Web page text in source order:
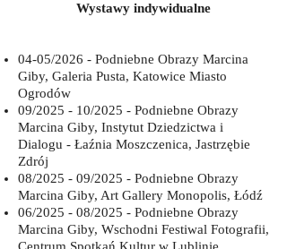
Wystawy indywidualne
04-05/2026 - Podniebne Obrazy Marcina
Giby, Galeria Pusta, Katowice Miasto
Ogrodów
09/2025 - 10/2025 - Podniebne Obrazy
Marcina Giby, Instytut Dziedzictwa i
Dialogu - Łaźnia Moszczenica, Jastrzębie
Zdrój
08/2025 - 09/2025 - Podniebne Obrazy
Marcina Giby, Art Gallery Monopolis, Łódź
06/2025 - 08/2025 - Podniebne Obrazy
Marcina Giby, Wschodni Festiwal Fotografii,